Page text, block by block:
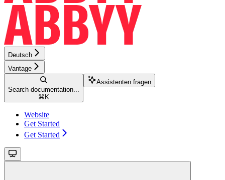
Deutsch
Vantage
Search documentation...
⌘ K
Assistenten fragen
Website
Get Started
Get Started